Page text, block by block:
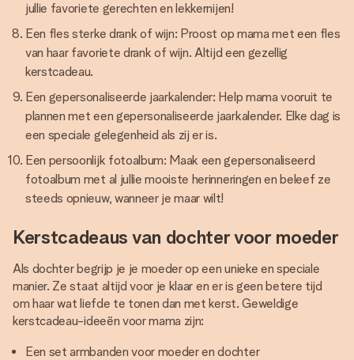
jullie favoriete gerechten en lekkernijen!
Een fles sterke drank of wijn: Proost op mama met een fles
van haar favoriete drank of wijn. Altijd een gezellig
kerstcadeau.
Een gepersonaliseerde jaarkalender: Help mama vooruit te
plannen met een gepersonaliseerde jaarkalender. Elke dag is
een speciale gelegenheid als zij er is.
Een persoonlijk fotoalbum: Maak een gepersonaliseerd
fotoalbum met al jullie mooiste herinneringen en beleef ze
steeds opnieuw, wanneer je maar wilt!
Kerstcadeaus van dochter voor moeder
Als dochter begrijp je je moeder op een unieke en speciale
manier. Ze staat altijd voor je klaar en er is geen betere tijd
om haar wat liefde te tonen dan met kerst. Geweldige
kerstcadeau-ideeën voor mama zijn:
Een set armbanden voor moeder en dochter